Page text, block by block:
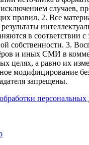
исключением случаев,
правил. 2. Все
в соответствии с
собственности. 3.
и иных СМИ в
целях, а равно их
модифицирование
запрещены.